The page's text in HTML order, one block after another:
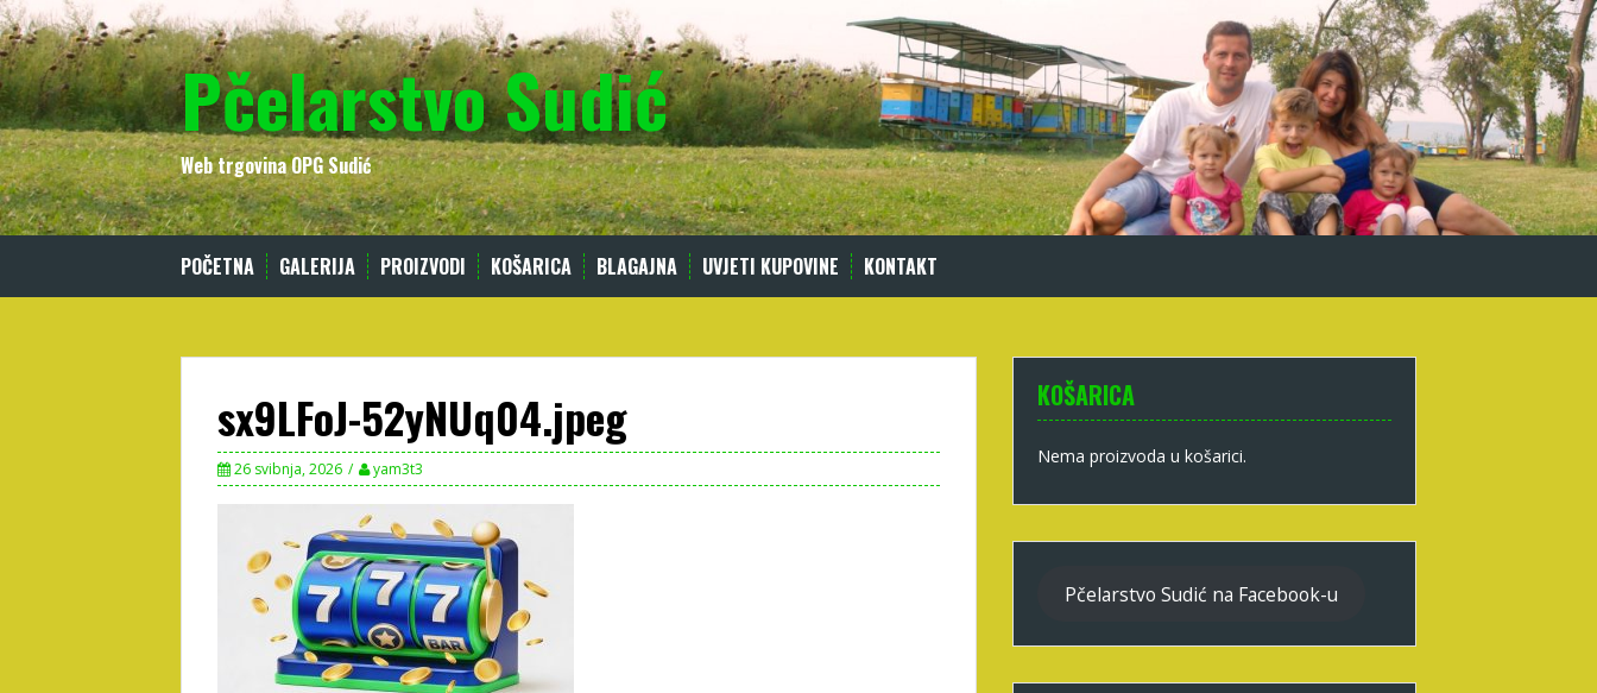
Skip
to
content
Pčelarstvo Sudić
Web trgovina OPG Sudić
POČETNA GALERIJA PROIZVODI KOŠARICA BLAGAJNA UVJETI KUPOVINE KONTAKT
sx9LFoJ-52yNUq04.jpeg
26 svibnja, 2026 yam3t3
KOŠARICA
Nema proizvoda u košarici.
Pčelarstvo Sudić na Facebook-u